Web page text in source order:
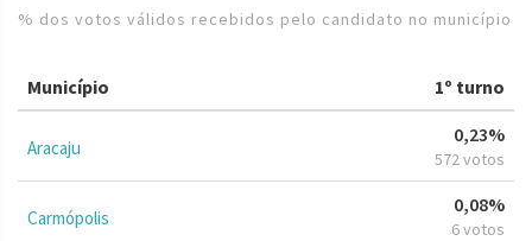
% dos votos válidos recebidos pelo candidato no município
Município 1º turno
Aracaju
0,23%
572 votos
Carmópolis
0,08%
6 votos